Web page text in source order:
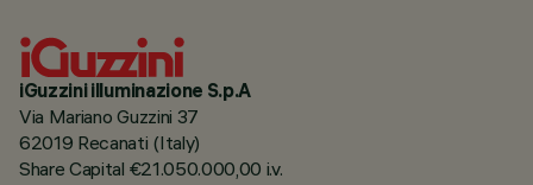
iGuzzini illuminazione S.p.A
Via Mariano Guzzini 37
62019 Recanati (Italy)
Share Capital €21.050.000,00 i.v.